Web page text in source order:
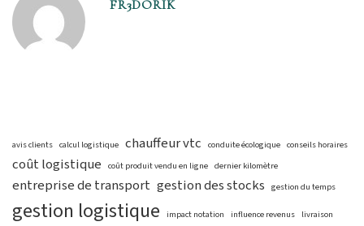
FR3DORIK
avis clients calcul logistique chauffeur vtc conduite écologique conseils horaires
coût logistique coût produit vendu en ligne dernier kilomètre
entreprise de transport gestion des stocks gestion du temps
gestion logistique impact notation influence revenus livraison